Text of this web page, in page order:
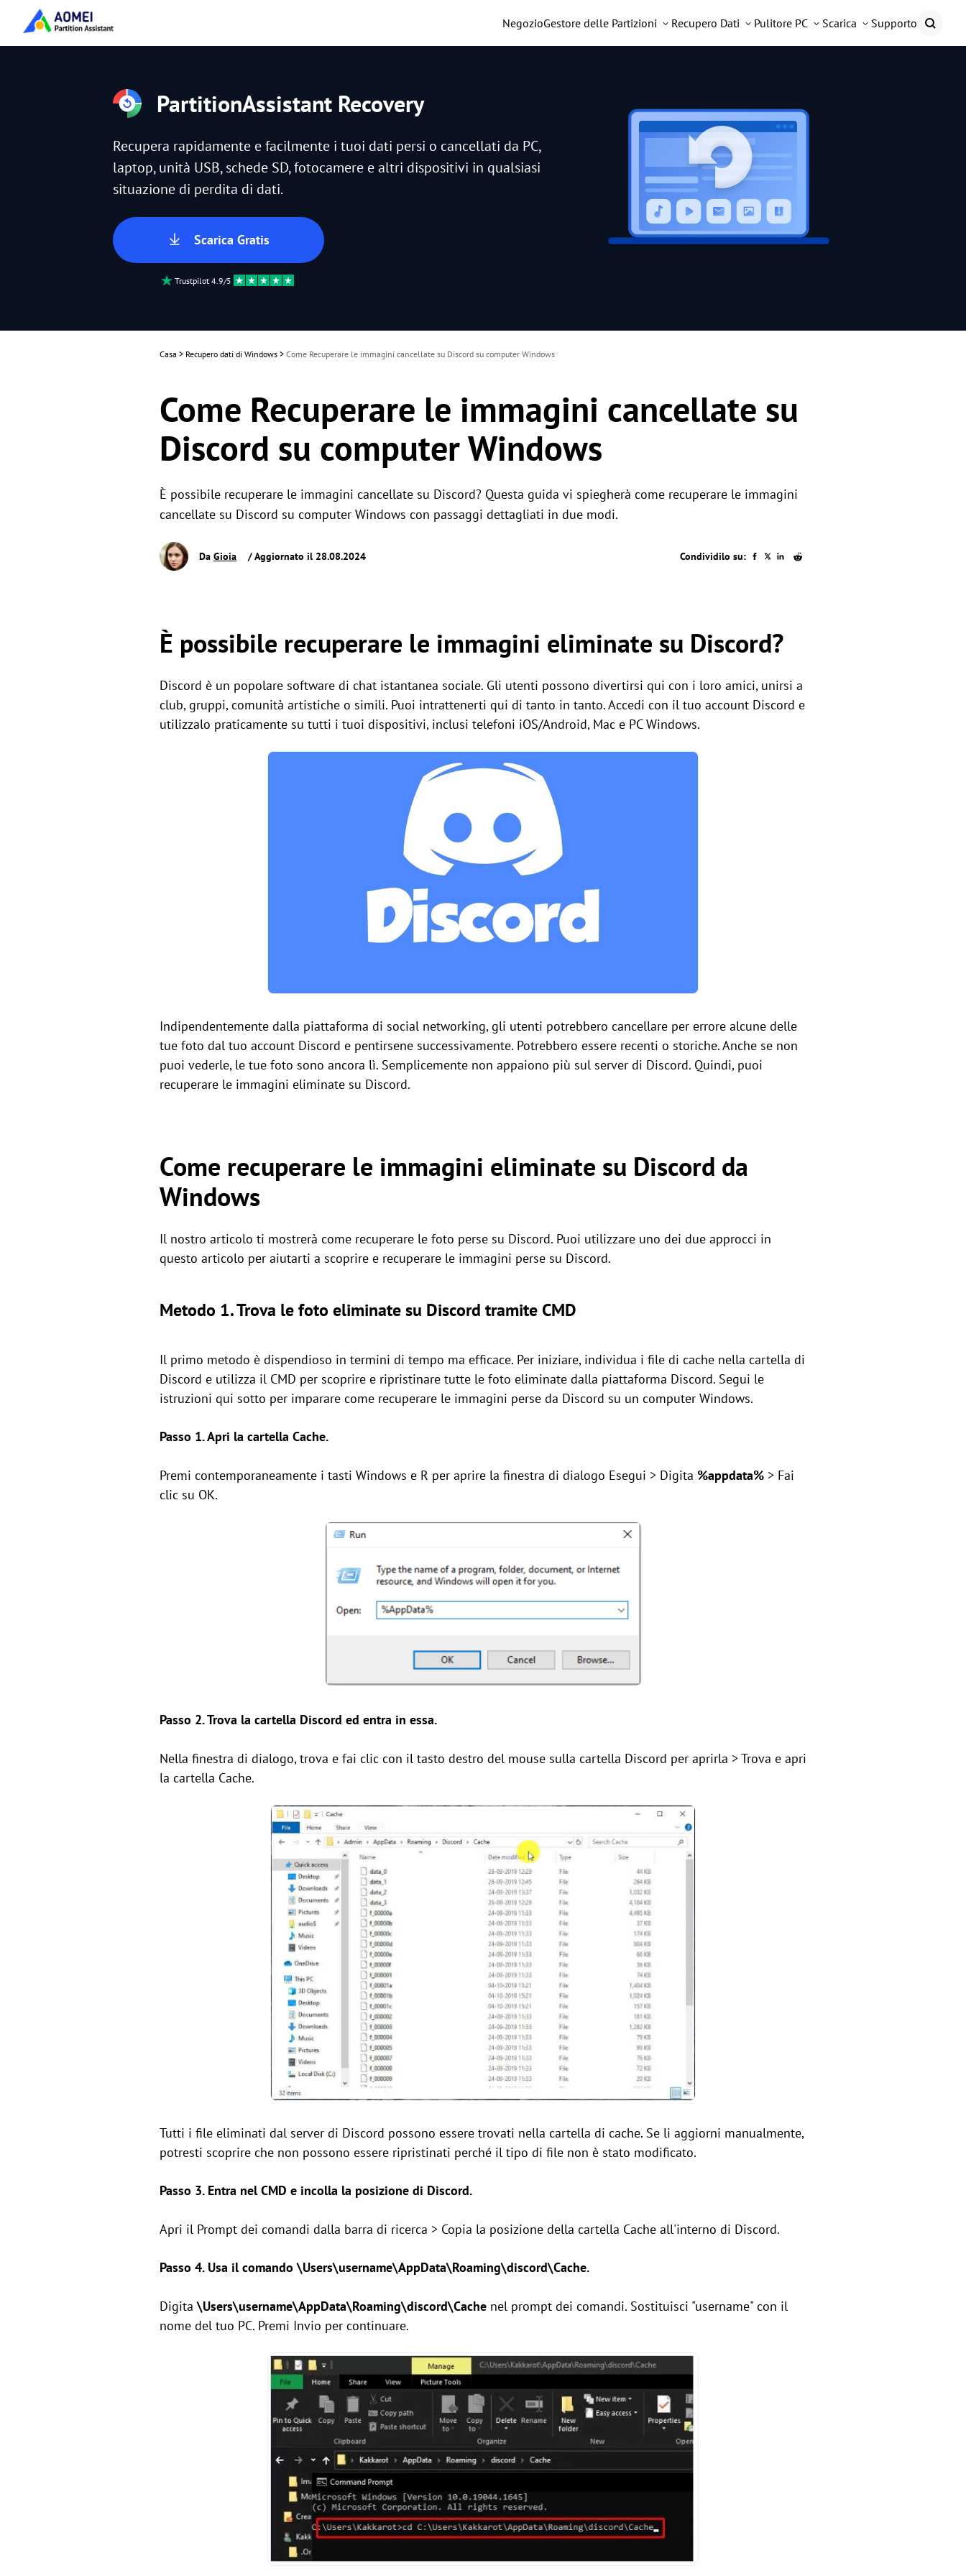
NegozioGestore delle Partizioni Recupero Dati Pulitore PC Scarica Supporto
PartitionAssistant Recovery
Recupera rapidamente e facilmente i tuoi dati persi o cancellati da PC,
laptop, unità USB, schede SD, fotocamere e altri dispositivi in qualsiasi
situazione di perdita di dati.
Scarica Gratis
Trustpilot 4.9/5
Casa > Recupero dati di Windows > Come Recuperare le immagini cancellate su Discord su computer Windows
Come Recuperare le immagini cancellate su
Discord su computer Windows
È possibile recuperare le immagini cancellate su Discord? Questa guida vi spiegherà come recuperare le immagini
cancellate su Discord su computer Windows con passaggi dettagliati in due modi.
Da Gioia / Aggiornato il 28.08.2024 Condividilo su:
È possibile recuperare le immagini eliminate su Discord?
Discord è un popolare software di chat istantanea sociale. Gli utenti possono divertirsi qui con i loro amici, unirsi a
club, gruppi, comunità artistiche o simili. Puoi intrattenerti qui di tanto in tanto. Accedi con il tuo account Discord e
utilizzalo praticamente su tutti i tuoi dispositivi, inclusi telefoni iOS/Android, Mac e PC Windows.
Indipendentemente dalla piattaforma di social networking, gli utenti potrebbero cancellare per errore alcune delle
tue foto dal tuo account Discord e pentirsene successivamente. Potrebbero essere recenti o storiche. Anche se non
puoi vederle, le tue foto sono ancora lì. Semplicemente non appaiono più sul server di Discord. Quindi, puoi
recuperare le immagini eliminate su Discord.
Come recuperare le immagini eliminate su Discord da
Windows
Il nostro articolo ti mostrerà come recuperare le foto perse su Discord. Puoi utilizzare uno dei due approcci in
questo articolo per aiutarti a scoprire e recuperare le immagini perse su Discord.
Metodo 1. Trova le foto eliminate su Discord tramite CMD
Il primo metodo è dispendioso in termini di tempo ma efficace. Per iniziare, individua i file di cache nella cartella di
Discord e utilizza il CMD per scoprire e ripristinare tutte le foto eliminate dalla piattaforma Discord. Segui le
istruzioni qui sotto per imparare come recuperare le immagini perse da Discord su un computer Windows.
Passo 1. Apri la cartella Cache.
Premi contemporaneamente i tasti Windows e R per aprire la finestra di dialogo Esegui > Digita %appdata% > Fai
clic su OK.
Passo 2. Trova la cartella Discord ed entra in essa.
Nella finestra di dialogo, trova e fai clic con il tasto destro del mouse sulla cartella Discord per aprirla > Trova e apri
la cartella Cache.
Tutti i file eliminati dal server di Discord possono essere trovati nella cartella di cache. Se li aggiorni manualmente,
potresti scoprire che non possono essere ripristinati perché il tipo di file non è stato modificato.
Passo 3. Entra nel CMD e incolla la posizione di Discord.
Apri il Prompt dei comandi dalla barra di ricerca > Copia la posizione della cartella Cache all'interno di Discord.
Passo 4. Usa il comando\Users\username\AppData\Roaming\discord\Cache.
Digita\Users\username\AppData\Roaming\discord\Cache nel prompt dei comandi. Sostituisci "username" con il
nome del tuo PC. Premi Invio per continuare.